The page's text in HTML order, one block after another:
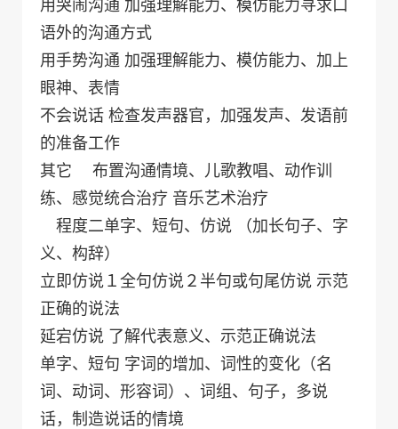
用哭闹沟通 加强理解能力、模仿能力寻求口
语外的沟通方式
用手势沟通 加强理解能力、模仿能力、加上
眼神、表情
不会说话 检查发声器官，加强发声、发语前
的准备工作
其它 布置沟通情境、儿歌教唱、动作训
练、感觉统合治疗 音乐艺术治疗
程度二单字、短句、仿说 （加长句子、字
义、构辞）
立即仿说１全句仿说２半句或句尾仿说 示范
正确的说法
延宕仿说 了解代表意义、示范正确说法
单字、短句 字词的增加、词性的变化（名
词、动词、形容词）、词组、句子，多说
话，制造说话的情境